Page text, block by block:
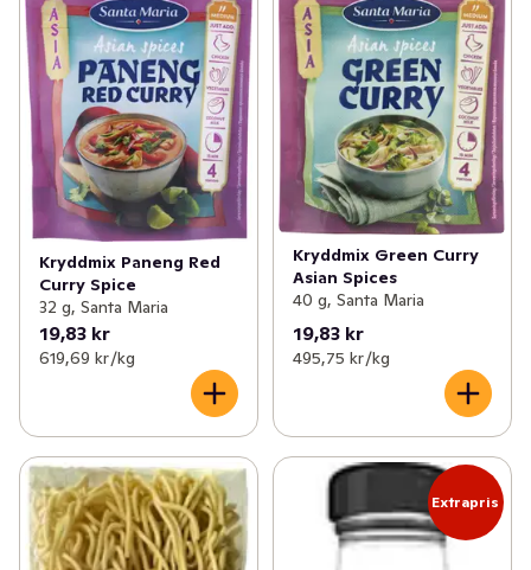
Kryddmix Paneng Red
Curry Spice
32 g, Santa Maria
19,83 kr
619,69 kr /kg
Kryddmix Green Curry
Asian Spices
40 g, Santa Maria
19,83 kr
495,75 kr /kg
Extrapris